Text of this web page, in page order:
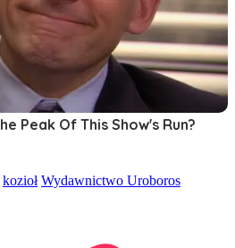
kozioł Wydawnictwo Uroboros